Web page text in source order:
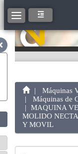
Toggle navigation
Máquinas
Máquinas de
MAQUINA
MOLIDO
Y MOVIL